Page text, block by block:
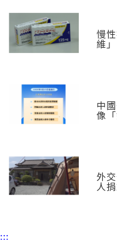
慢
維
中
像「
外
人
:::